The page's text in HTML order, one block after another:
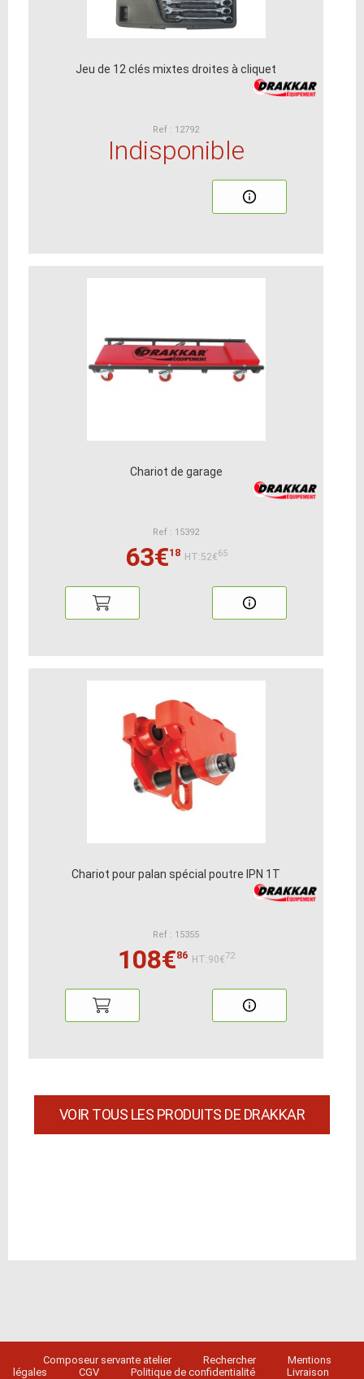
Jeu de 12 clés mixtes droites à cliquet
Ref : 12792
Indisponible
Chariot de garage
Ref : 15392
63€18 HT:52€65
Chariot pour palan spécial poutre IPN 1T
Ref : 15355
108€86 HT:90€72
VOIR TOUS LES PRODUITS DE DRAKKAR
Composeur servante atelier Rechercher
Mentions
légales
CGV Politique de confidentialité Livraison